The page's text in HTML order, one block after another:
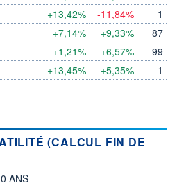
LUX
+13,42%
+7,14%
+1,21%
+13,45%
-11,84%
+9,33%
+6,57%
+5,35%
1
87
99
1
(CALCUL FIN DE
ANS